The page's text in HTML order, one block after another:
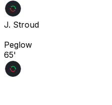
J. Stroud
Peglow
65'